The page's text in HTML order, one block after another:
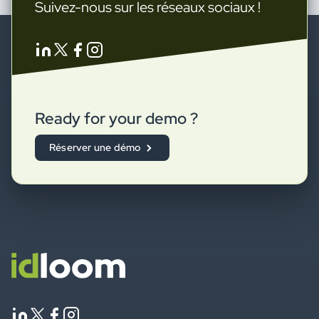
Suivez-nous sur les réseaux sociaux !
Ready for your demo ?
Réserver une démo